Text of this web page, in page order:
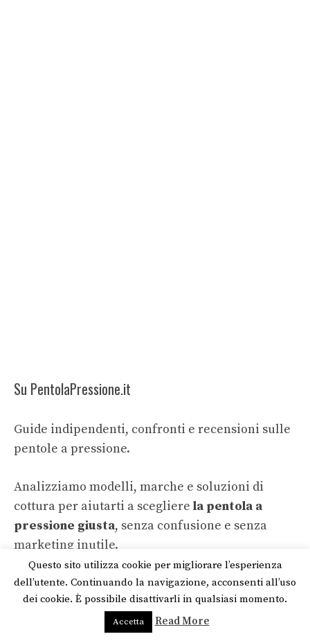
Su PentolaPressione.it
Guide indipendenti, confronti e recensioni sulle
pentole a pressione.
Analizziamo modelli, marche e soluzioni di
cottura per aiutarti a scegliere la pentola a
pressione giusta, senza confusione e senza
marketing inutile.
+ Recensioni basate su analisi tecniche
+ Focus su sicurezza, materiali e praticità
Questo sito utilizza cookie per migliorare l’esperienza
dell’utente. Continuando la navigazione, acconsenti all’uso
dei cookie. È possibile disattivarli in qualsiasi momento.
Accetta Read More